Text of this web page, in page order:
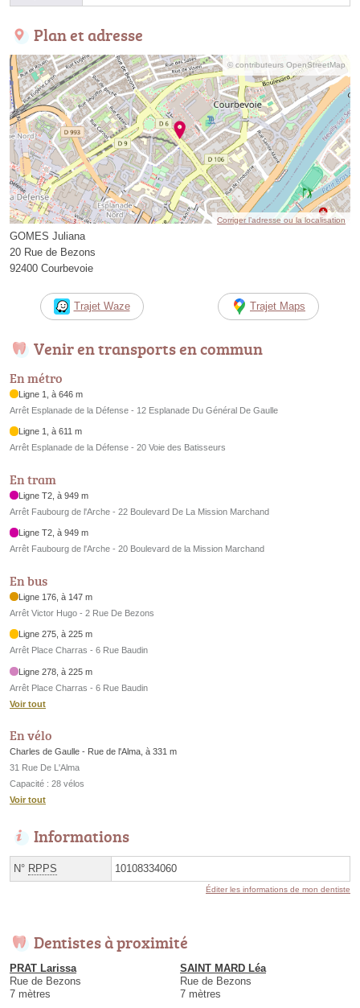
Plan et adresse
© contributeurs OpenStreetMap
Corriger l’adresse ou la localisation
GOMES Juliana
20 Rue de Bezons
92400 Courbevoie
Trajet Waze Trajet Maps
Venir en transports en commun
En métro
Ligne 1, à 646 m
Arrêt Esplanade de la Défense - 12 Esplanade Du Général De Gaulle
Ligne 1, à 611 m
Arrêt Esplanade de la Défense - 20 Voie des Batisseurs
En tram
Ligne T2, à 949 m
Arrêt Faubourg de l'Arche - 22 Boulevard De La Mission Marchand
Ligne T2, à 949 m
Arrêt Faubourg de l'Arche - 20 Boulevard de la Mission Marchand
En bus
Ligne 176, à 147 m
Arrêt Victor Hugo - 2 Rue De Bezons
Ligne 275, à 225 m
Arrêt Place Charras - 6 Rue Baudin
Ligne 278, à 225 m
Arrêt Place Charras - 6 Rue Baudin
Voir tout
En vélo
Charles de Gaulle - Rue de l'Alma, à 331 m
31 Rue De L'Alma
Capacité : 28 vélos
Voir tout
Informations
N° RPPS 10108334060
Éditer les informations de mon dentiste
Dentistes à proximité
PRAT Larissa
Rue de Bezons
7 mètres
SAINT MARD Léa
Rue de Bezons
7 mètres